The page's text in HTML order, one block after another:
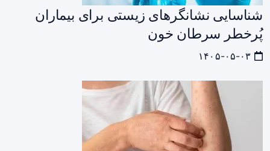
شناسایی نشانگرهای زیستی برای بیماران
پُرخطر سرطان خون